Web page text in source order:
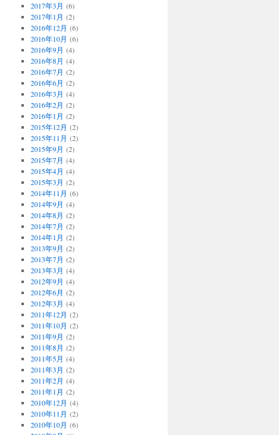
2017年3月 (6)
2017年1月 (2)
2016年12月 (6)
2016年10月 (6)
2016年9月 (4)
2016年8月 (4)
2016年7月 (2)
2016年6月 (2)
2016年3月 (4)
2016年2月 (2)
2016年1月 (2)
2015年12月 (2)
2015年11月 (2)
2015年9月 (2)
2015年7月 (4)
2015年4月 (4)
2015年3月 (2)
2014年11月 (6)
2014年9月 (4)
2014年8月 (2)
2014年7月 (2)
2014年1月 (2)
2013年9月 (2)
2013年7月 (2)
2013年3月 (4)
2012年9月 (4)
2012年6月 (2)
2012年3月 (4)
2011年12月 (2)
2011年10月 (2)
2011年9月 (2)
2011年8月 (2)
2011年5月 (4)
2011年3月 (2)
2011年2月 (4)
2011年1月 (2)
2010年12月 (4)
2010年11月 (2)
2010年10月 (6)